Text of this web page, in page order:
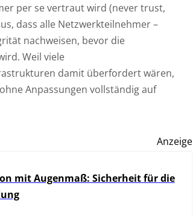
per se vertraut wird (never trust,
dass alle Netzwerkteilnehmer –
nachweisen, bevor die
Weil viele
damit überfordert wären,
Anpassungen vollständig auf
Anzeige
mit Augenmaß: Sicherheit für die